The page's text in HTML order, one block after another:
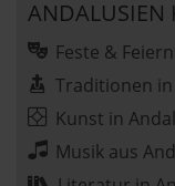
ANDALUSIEN
Feste &
Traditionen
Kunst in
Musik aus